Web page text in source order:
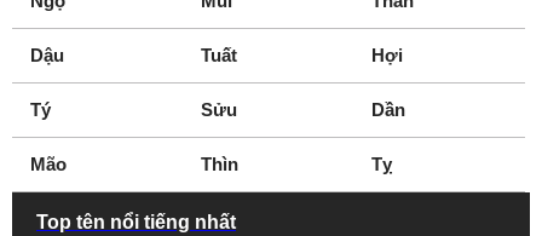
Dậu Tuất Hợi
Tý Sửu Dần
Mão Thìn Tỵ
Top tên nổi tiếng nhất